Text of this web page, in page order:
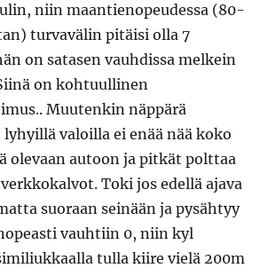
niin maantienopeudessa (80-
turvavälin pitäisi olla 7
on satasen vauhdissa melkein
on kohtuullinen
Muutenkin näppärä
lyhyillä valoilla ei enää nää koko
olevaan autoon ja pitkät polttaa
Toki jos edellä ajava
suoraan seinään ja pysähtyy
vauhtiin 0, niin kyl
tulla kiire vielä 200m